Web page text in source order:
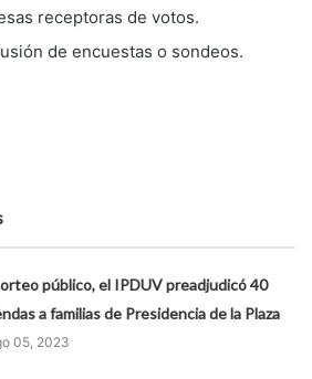
receptoras de votos.
de encuestas o sondeos.
público, el IPDUV preadjudicó 40
a familias de Presidencia de la Plaza
05, 2023